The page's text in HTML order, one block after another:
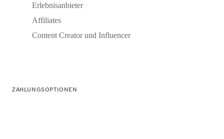
Erlebnisanbieter
Affiliates
Content Creator und Influencer
ZAHLUNGSOPTIONEN